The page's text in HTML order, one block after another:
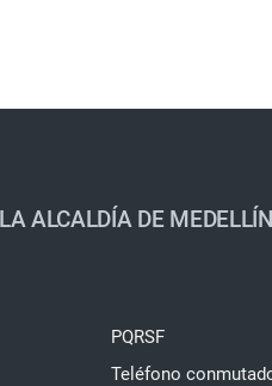
ALCALDÍA DE MEDELLÍN
PQRSF
Teléfono